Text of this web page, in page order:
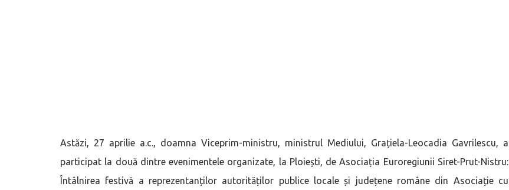
Astăzi, 27 aprilie a.c., doamna Viceprim-ministru, ministrul Mediului, Grațiela-Leocadia Gavrilescu, a
participat la două dintre evenimentele organizate, la Ploiești, de Asociația Euroregiunii Siret-Prut-Nistru:
Întâlnirea festivă a reprezentanților autorităților publice locale și județene române din Asociație cu